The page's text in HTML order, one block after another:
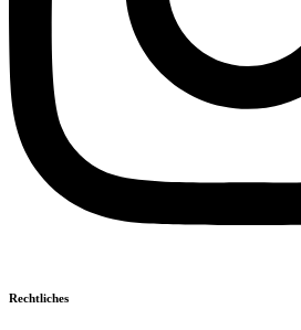
Rechtliches